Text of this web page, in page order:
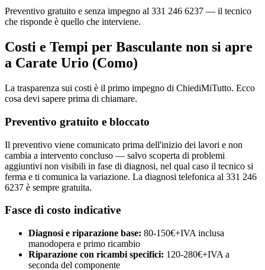
Preventivo gratuito e senza impegno al 331 246 6237 — il tecnico
che risponde è quello che interviene.
Costi e Tempi per Basculante non si apre
a Carate Urio (Como)
La trasparenza sui costi è il primo impegno di ChiediMiTutto. Ecco
cosa devi sapere prima di chiamare.
Preventivo gratuito e bloccato
Il preventivo viene comunicato prima dell'inizio dei lavori e non
cambia a intervento concluso — salvo scoperta di problemi
aggiuntivi non visibili in fase di diagnosi, nel qual caso il tecnico si
ferma e ti comunica la variazione. La diagnosi telefonica al 331 246
6237 è sempre gratuita.
Fasce di costo indicative
Diagnosi e riparazione base: 80-150€+IVA inclusa
manodopera e primo ricambio
Riparazione con ricambi specifici: 120-280€+IVA a
seconda del componente